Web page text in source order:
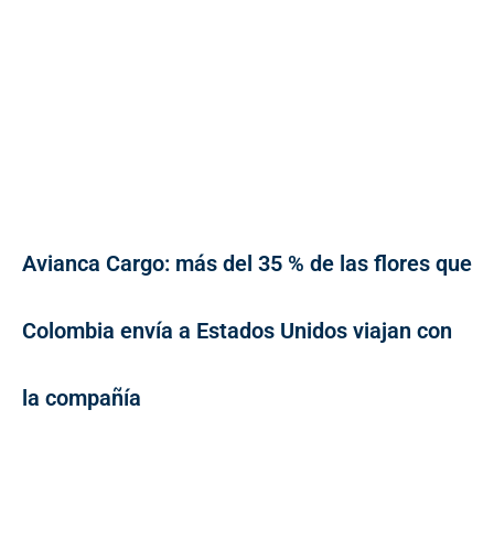
Avianca Cargo: más del 35 % de las flores que
Colombia envía a Estados Unidos viajan con
la compañía